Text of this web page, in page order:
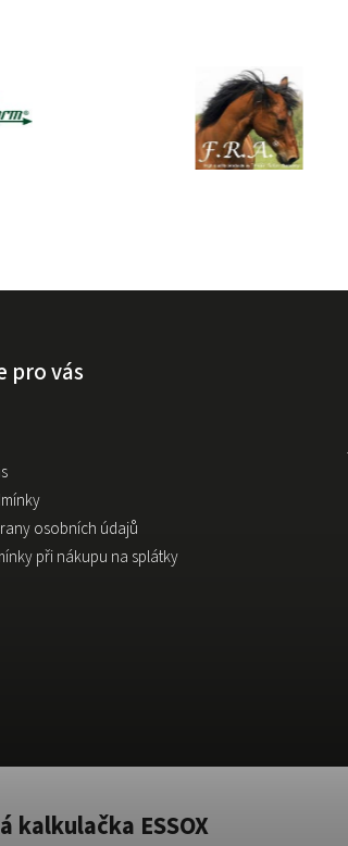
pro vás
osobních údajů
při nákupu na splátky
kalkulačka ESSOX